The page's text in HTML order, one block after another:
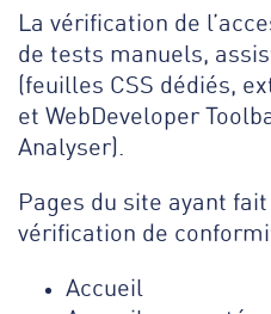
La vérification de
de tests manuels,
(feuilles CSS dédiés,
et WebDeveloper
Analyser).
Pages du site ayant fait
vérification de
Accueil